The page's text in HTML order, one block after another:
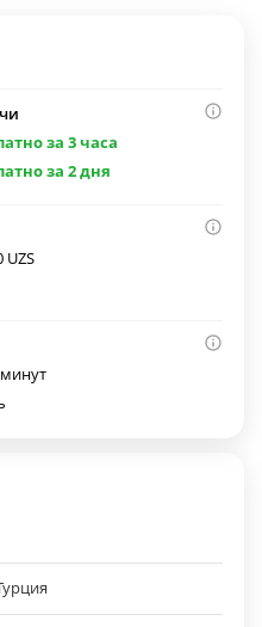
за 3 часа
за 2 дня
UZS